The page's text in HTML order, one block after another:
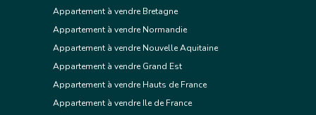
Appartement à vendre Bretagne
Appartement à vendre Normandie
Appartement à vendre Nouvelle Aquitaine
Appartement à vendre Grand Est
Appartement à vendre Hauts de France
Appartement à vendre Ile de France